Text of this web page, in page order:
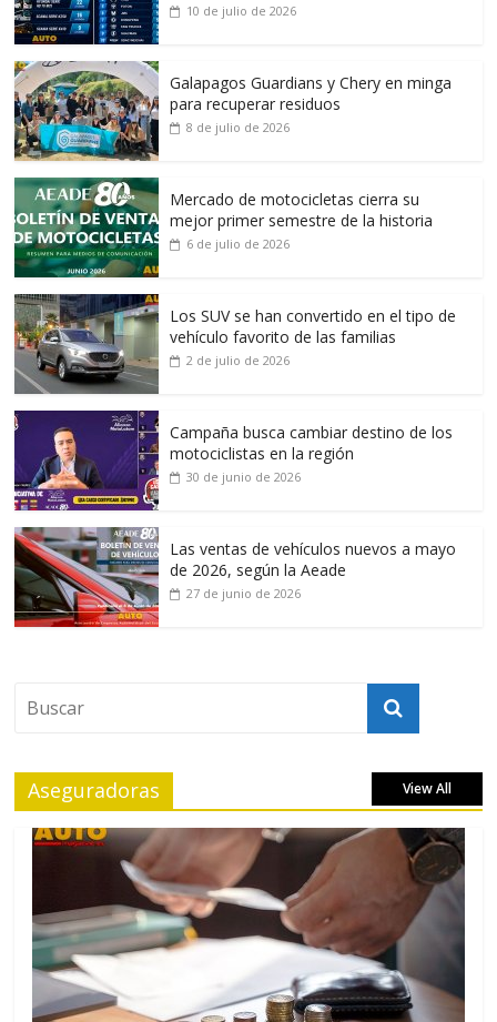
10 de julio de 2026
Galapagos Guardians y Chery en minga
para recuperar residuos
8 de julio de 2026
Mercado de motocicletas cierra su
mejor primer semestre de la historia
6 de julio de 2026
Los SUV se han convertido en el tipo de
vehículo favorito de las familias
2 de julio de 2026
Campaña busca cambiar destino de los
motociclistas en la región
30 de junio de 2026
Las ventas de vehículos nuevos a mayo
de 2026, según la Aeade
27 de junio de 2026
Aseguradoras View All